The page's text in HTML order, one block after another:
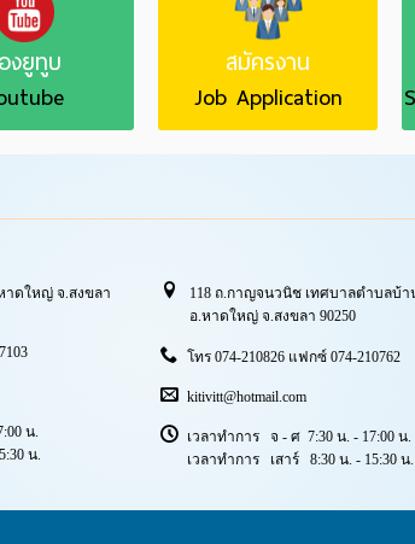
งยูทูบ
สมัครงาน
Job Application
าดใหญ่ จ.สงขลา
น.
น.
118 ถ.กาญจนวนิช เทศบาลตำบลบ้า
อ.หาดใหญ่ จ.สงขลา 90250
โทร 074-210826 แฟกซ์ 074-210762
kitivitt@hotmail.com
เวลาทำการ จ - ศ 7:30 น. - 17:00 น.
เวลาทำการ เสาร์ 8:30 น. - 15:30 น.